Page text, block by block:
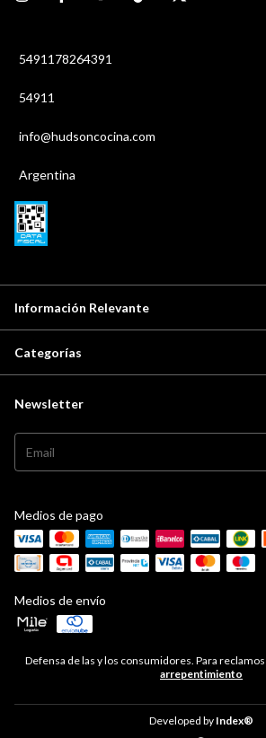
5491178264391
54911
info@hudsoncocina.com
Argentina
Información Relevante
Categorías
Newsletter
Medios de pago
Medios de envío
Defensa de las y los consumidores. Para reclamos
arrepentimiento
Developed by Index®